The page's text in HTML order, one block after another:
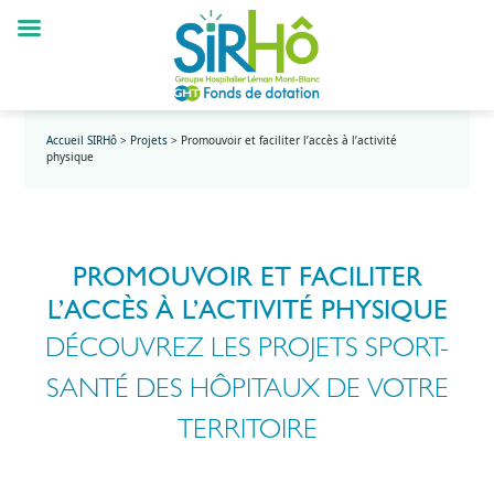
Accueil SIRHô > Projets > Promouvoir et faciliter l’accès à l’activité
physique
PROMOUVOIR ET FACILITER
L’ACCÈS À L’ACTIVITÉ PHYSIQUE
DÉCOUVREZ LES PROJETS SPORT-
SANTÉ DES HÔPITAUX DE VOTRE
TERRITOIRE